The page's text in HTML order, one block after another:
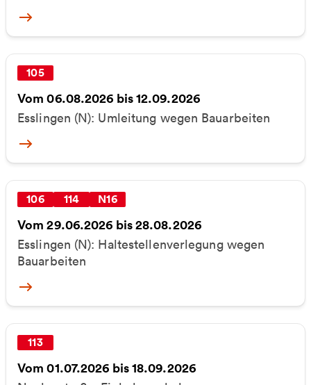
More
105
Vom 06.08.2026 bis 12.09.2026
Esslingen (N): Umleitung wegen Bauarbeiten
More
106 114 N16
Vom 29.06.2026 bis 28.08.2026
Esslingen (N): Haltestellenverlegung wegen
Bauarbeiten
More
113
Vom 01.07.2026 bis 18.09.2026